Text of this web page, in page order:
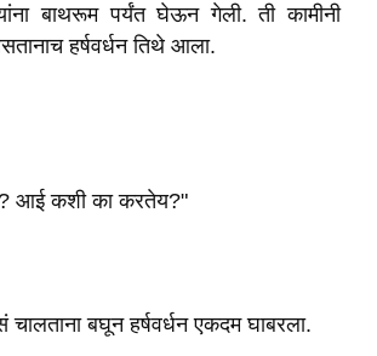
बाथरूम पर्यंत घेऊन गेली. ती कामीनी
हर्षवर्धन तिथे आला.
आई कशी का करतेय?"
चालताना बघून हर्षवर्धन एकदम घाबरला.